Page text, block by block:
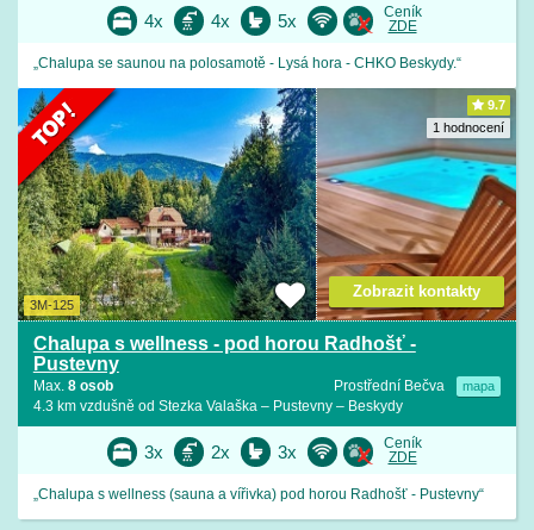
4x 4x 5x
Ceník
ZDE
„Chalupa se saunou na polosamotě - Lysá hora - CHKO Beskydy.“
9.7
1 hodnocení
3M-125
Chalupa s wellness - pod horou Radhošť -
Pustevny
Prostřední Bečva mapa
Max. 8 osob
4.3 km vzdušně od Stezka Valaška – Pustevny – Beskydy
Zobrazit kontakty
3x 2x 3x
Ceník
ZDE
„Chalupa s wellness (sauna a vířivka) pod horou Radhošť - Pustevny“